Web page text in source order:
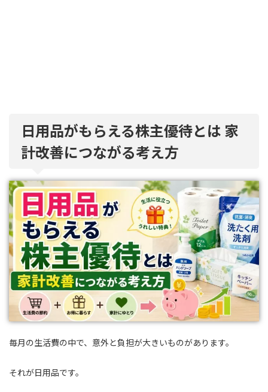
日用品がもらえる株主優待とは 家
計改善につながる考え方
毎月の生活費の中で、意外と負担が大きいものがあります。
それが日用品です。